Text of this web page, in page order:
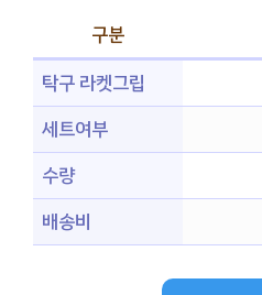
구분
탁구 라켓그립
세트여부
수량
배송비